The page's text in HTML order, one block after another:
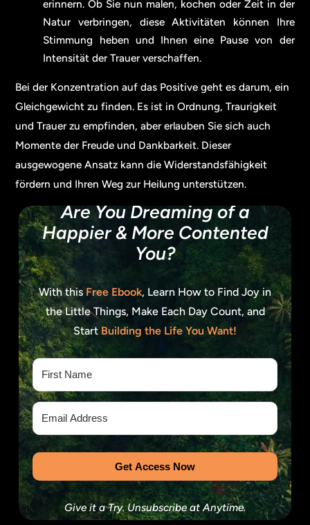
erinnern. Ob Sie nun malen, kochen oder Zeit in der
Natur verbringen, diese Aktivitäten können Ihre
Stimmung heben und Ihnen eine Pause von der
Intensität der Trauer verschaffen.
Bei der Konzentration auf das Positive geht es darum, ein
Gleichgewicht zu finden. Es ist in Ordnung, Traurigkeit
und Trauer zu empfinden, aber erlauben Sie sich auch
Momente der Freude und Dankbarkeit. Dieser
ausgewogene Ansatz kann die Widerstandsfähigkeit
fördern und Ihren Weg zur Heilung unterstützen.
Are You Dreaming of a
Happier& More Contented
You?
With this Free Ebook, Learn How to Find Joy in
the Little Things, Make Each Day Count, and
StartBuilding the Life You Want!
Get Access Now
Give it a Try. Unsubscribe at Anytime.